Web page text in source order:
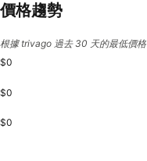
價格趨勢
根據 trivago 過去 30 天的最低價格
$0
$0
$0